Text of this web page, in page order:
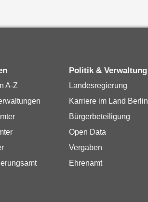
A-Z
Politik & Verwaltung
Landesregierung
Karriere im Land Berlin
Bürgerbeteiligung
Open Data
Vergaben
Ehrenamt